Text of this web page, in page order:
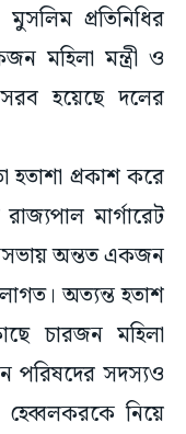
প্রতিনিধির
মহিলা মন্ত্রী ও
হয়েছে দলের
হতাশা প্রকাশ করে
রাজ্যপাল মার্গারেট
অন্তত একজন
অত্যন্ত হতাশ
চারজন মহিলা
পরিষদের সদস্যও
নিয়ে